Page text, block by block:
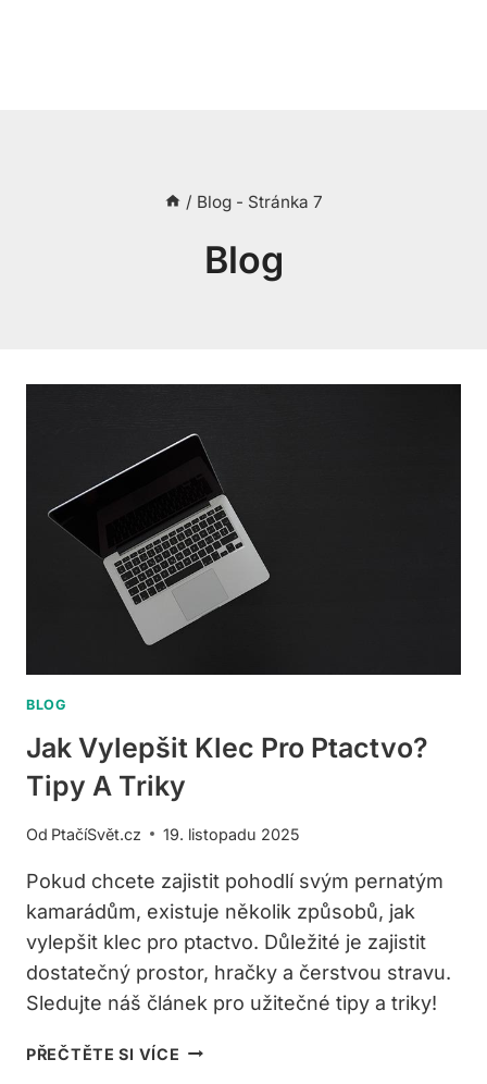
/ Blog- Stránka 7
Blog
BLOG
Jak Vylepšit Klec Pro Ptactvo?
Tipy A Triky
Od PtačíSvět.cz 19. listopadu 2025
Pokud chcete zajistit pohodlí svým pernatým
kamarádům, existuje několik způsobů, jak
vylepšit klec pro ptactvo. Důležité je zajistit
dostatečný prostor, hračky a čerstvou stravu.
Sledujte náš článek pro užitečné tipy a triky!
PŘEČTĚTE SI VÍCE JAK